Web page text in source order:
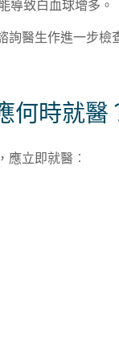
導致白血球增多。
詢醫生作進一步檢
何時就醫
應立即就醫︰